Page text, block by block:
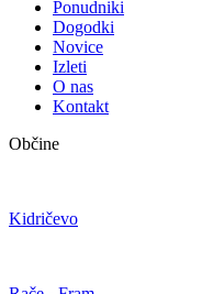
Ponudniki
Dogodki
Novice
Izleti
O nas
Kontakt
Občine
Kidričevo